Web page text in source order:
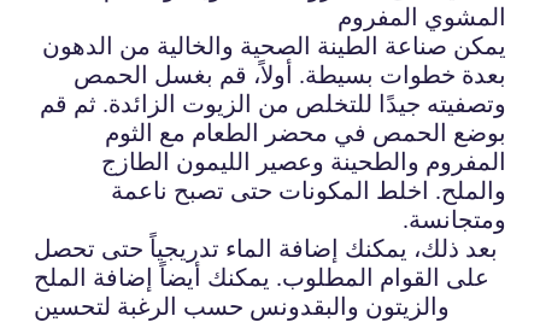
المشوي المفروم
يمكن صناعة الطينة الصحية والخالية من الدهون
بعدة خطوات بسيطة. أولاً، قم بغسل الحمص
وتصفيته جيدًا للتخلص من الزيوت الزائدة. ثم قم
بوضع الحمص في محضر الطعام مع الثوم
المفروم والطحينة وعصير الليمون الطازج
والملح. اخلط المكونات حتى تصبح ناعمة
ومتجانسة.
بعد ذلك، يمكنك إضافة الماء تدريجياً حتى تحصل
على القوام المطلوب. يمكنك أيضاً إضافة الملح
والزيتون والبقدونس حسب الرغبة لتحسين